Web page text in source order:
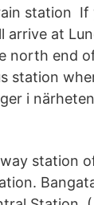
station If
arrive at
north end
station
i
station